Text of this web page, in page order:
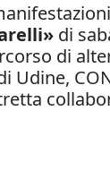
di
di